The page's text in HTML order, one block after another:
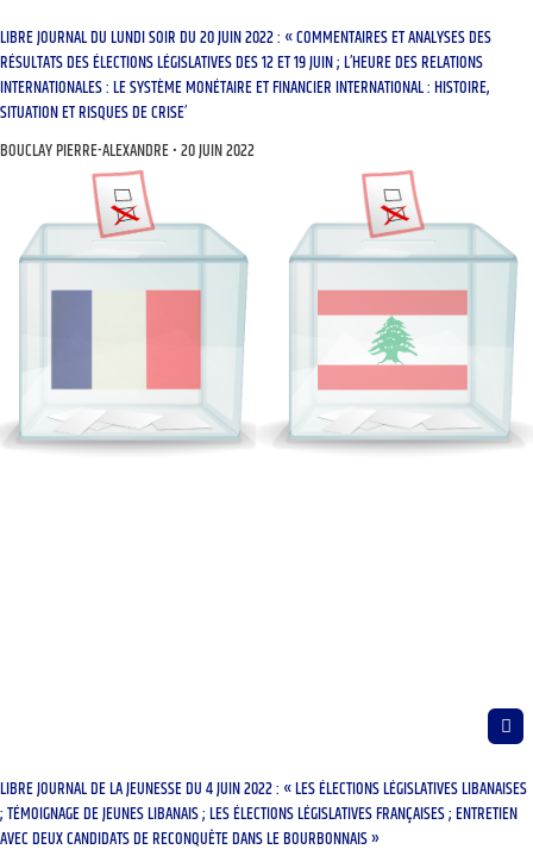
LIBRE JOURNAL DU LUNDI SOIR DU 20 JUIN 2022 : « COMMENTAIRES ET ANALYSES DES
RÉSULTATS DES ÉLECTIONS LÉGISLATIVES DES 12 ET 19 JUIN ; L’HEURE DES RELATIONS
INTERNATIONALES : LE SYSTÈME MONÉTAIRE ET FINANCIER INTERNATIONAL : HISTOIRE,
SITUATION ET RISQUES DE CRISE’
BOUCLAY PIERRE-ALEXANDRE 20 JUIN 2022
LIBRE JOURNAL DE LA JEUNESSE DU 4 JUIN 2022 : « LES ÉLECTIONS LÉGISLATIVES LIBANAISES
; TÉMOIGNAGE DE JEUNES LIBANAIS ; LES ÉLECTIONS LÉGISLATIVES FRANÇAISES ; ENTRETIEN
AVEC DEUX CANDIDATS DE RECONQUÊTE DANS LE BOURBONNAIS »